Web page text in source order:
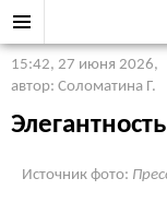
15:42, 27 июня 2026,
автор: Соломатина Г.
Источник фото: